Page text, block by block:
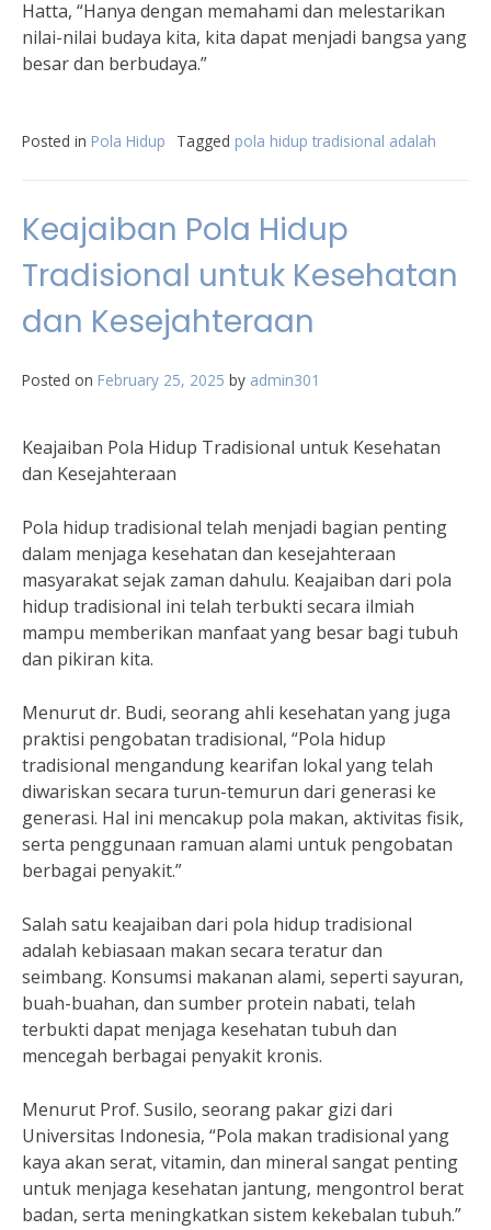
Hatta, “Hanya dengan memahami dan melestarikan
nilai-nilai budaya kita, kita dapat menjadi bangsa yang
besar dan berbudaya.”
Posted in Pola Hidup Tagged pola hidup tradisional adalah
Keajaiban Pola Hidup
Tradisional untuk Kesehatan
dan Kesejahteraan
Posted on February 25, 2025 by admin301
Keajaiban Pola Hidup Tradisional untuk Kesehatan
dan Kesejahteraan
Pola hidup tradisional telah menjadi bagian penting
dalam menjaga kesehatan dan kesejahteraan
masyarakat sejak zaman dahulu. Keajaiban dari pola
hidup tradisional ini telah terbukti secara ilmiah
mampu memberikan manfaat yang besar bagi tubuh
dan pikiran kita.
Menurut dr. Budi, seorang ahli kesehatan yang juga
praktisi pengobatan tradisional, “Pola hidup
tradisional mengandung kearifan lokal yang telah
diwariskan secara turun-temurun dari generasi ke
generasi. Hal ini mencakup pola makan, aktivitas fisik,
serta penggunaan ramuan alami untuk pengobatan
berbagai penyakit.”
Salah satu keajaiban dari pola hidup tradisional
adalah kebiasaan makan secara teratur dan
seimbang. Konsumsi makanan alami, seperti sayuran,
buah-buahan, dan sumber protein nabati, telah
terbukti dapat menjaga kesehatan tubuh dan
mencegah berbagai penyakit kronis.
Menurut Prof. Susilo, seorang pakar gizi dari
Universitas Indonesia, “Pola makan tradisional yang
kaya akan serat, vitamin, dan mineral sangat penting
untuk menjaga kesehatan jantung, mengontrol berat
badan, serta meningkatkan sistem kekebalan tubuh.”